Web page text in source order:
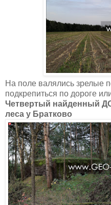
На поле валялись зрелые
подкрепиться по дороге
Четвертый найденный
леса у Братково